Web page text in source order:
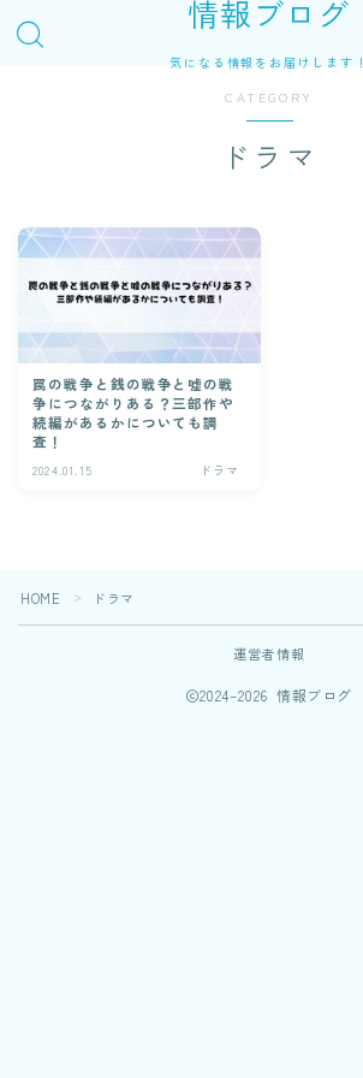
情報ブログ
気になる情報をお届けします！
CATEGORY
ドラマ
罠の戦争と銭の戦争と嘘の戦
争につながりある？三部作や
続編があるかについても調
査！
2024.01.15 ドラマ
HOME ＞ ドラマ
運営者情報
2024–2026 情報ブログ